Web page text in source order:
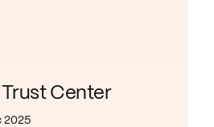
Trust Center
2025